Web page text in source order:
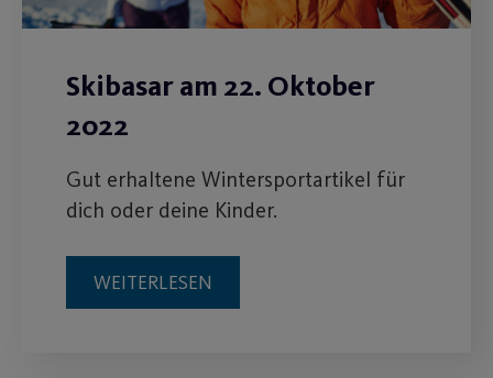
Skibasar am 22. Oktober
2022
Gut erhaltene Wintersportartikel für
dich oder deine Kinder.
WEITERLESEN